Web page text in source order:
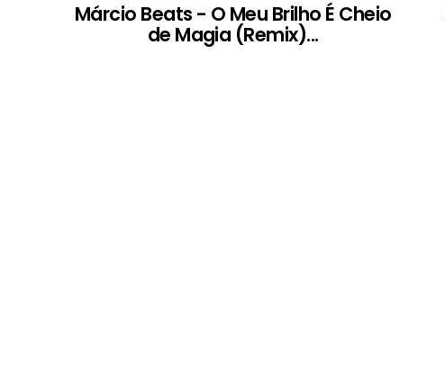
Márcio Beats - O Meu Brilho É Cheio
de Magia (Remix)...